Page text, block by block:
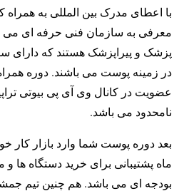
با اعطای مدرک بین المللی به
معرفی به سازمان فنی حرفه ای می
پزشک و پیراپزشک هستند که دارای
در زمینه پوست می باشند. دوره
عضویت در کانال وی آی پی بیوتی
نامحدود می باشد.
ماه پشتیبانی برای خرید دستگاه ها
بودجه ای می باشد. هم چنین تیم